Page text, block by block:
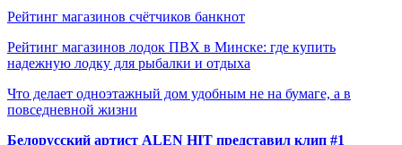
Рейтинг магазинов счётчиков банкнот
Рейтинг магазинов лодок ПВХ в Минске: где купить
надежную лодку для рыбалки и отдыха
Что делает одноэтажный дом удобным не на бумаге, а в
повседневной жизни
Белорусский артист ALEN HIT представил клип #1